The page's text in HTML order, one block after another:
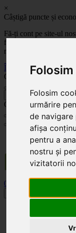
Folosim
urmărire
de
afișa
pentru a
nostru și
vizitatorii
×
Câștigă puncte și
Fă-ți cont pe site-ul
fiecare comandă! Cu
mult!
Înregistrează-te acum
Celoplast
Celoplast
Transportul este GRATUIT
valoare de
0
Categorii